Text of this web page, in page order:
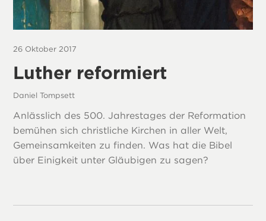
26 Oktober 2017
Luther reformiert
Daniel Tompsett
Anlässlich des 500. Jahrestages der Reformation
bemühen sich christliche Kirchen in aller Welt,
Gemeinsamkeiten zu finden. Was hat die Bibel
über Einigkeit unter Gläubigen zu sagen?